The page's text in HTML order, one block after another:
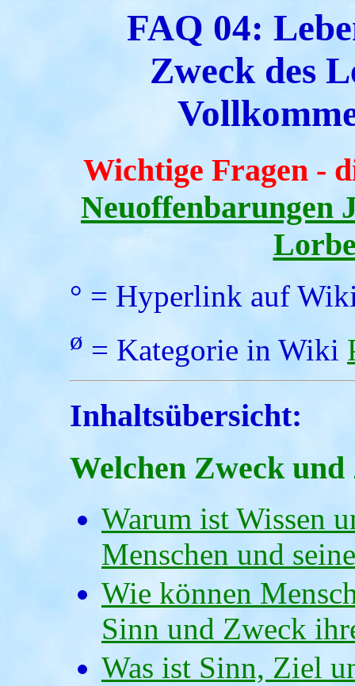
FAQ 04:
Zweck des
Wichtige Fragen -
Neuoffenbarungen
° = Hyperlink auf
ø = Kategorie in Wiki
Inhaltsübersicht:
Welchen Zweck
Warum ist Wissen
Menschen und
Wie können
Sinn und Zweck
Was ist Sinn, Ziel